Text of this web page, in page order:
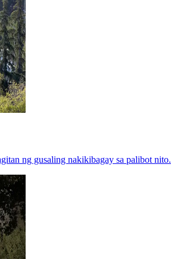
ng gusaling nakikibagay sa palibot nito.